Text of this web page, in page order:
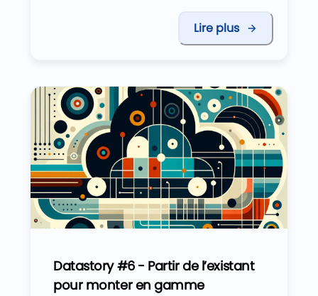
Lire plus
Datastory #6 - Partir de l’existant
pour monter en gamme